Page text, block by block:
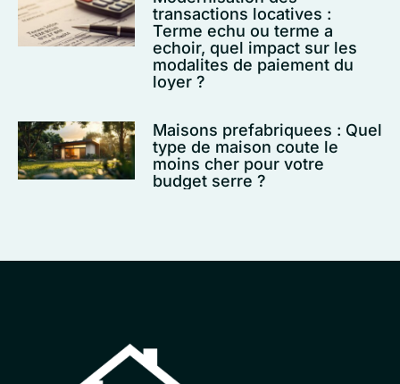
transactions locatives :
Terme echu ou terme a
echoir, quel impact sur les
modalites de paiement du
loyer ?
Maisons prefabriquees : Quel
type de maison coute le
moins cher pour votre
budget serre ?